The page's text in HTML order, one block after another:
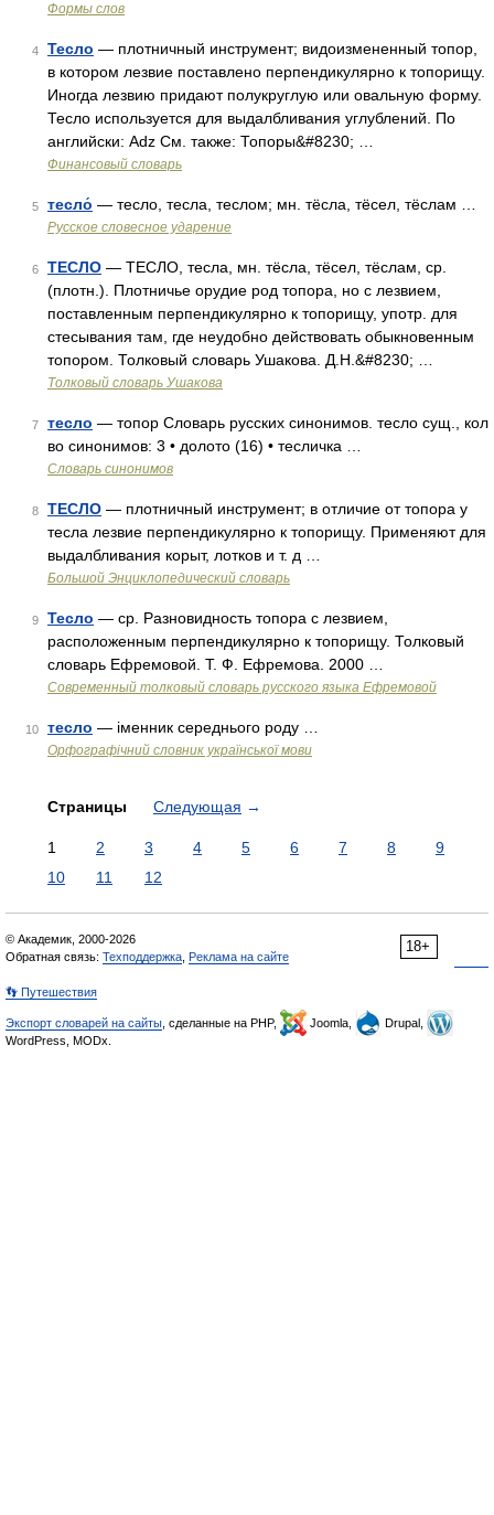
Формы слов
4 Тесло — плотничный инструмент; видоизмененный топор,
в котором лезвие поставлено перпендикулярно к топорищу.
Иногда лезвию придают полукруглую или овальную форму.
Тесло используется для выдалбливания углублений. По
английски: Adz См. также: Топоры&#8230; …
Финансовый словарь
5 тесло́ — тесло, тесла, теслом; мн. тёсла, тёсел, тёслам …
Русское словесное ударение
6 ТЕСЛО — ТЕСЛО, тесла, мн. тёсла, тёсел, тёслам, ср.
(плотн.). Плотничье орудие род топора, но с лезвием,
поставленным перпендикулярно к топорищу, употр. для
стесывания там, где неудобно действовать обыкновенным
топором. Толковый словарь Ушакова. Д.Н.&#8230; …
Толковый словарь Ушакова
7 тесло — топор Словарь русских синонимов. тесло сущ., кол
во синонимов: 3 • долото (16) • тесличка …
Словарь синонимов
8 ТЕСЛО — плотничный инструмент; в отличие от топора у
тесла лезвие перпендикулярно к топорищу. Применяют для
выдалбливания корыт, лотков и т. д …
Большой Энциклопедический словарь
9 Тесло — ср. Разновидность топора с лезвием,
расположенным перпендикулярно к топорищу. Толковый
словарь Ефремовой. Т. Ф. Ефремова. 2000 …
Современный толковый словарь русского языка Ефремовой
10 тесло — іменник середнього роду …
Орфографічний словник української мови
Страницы Следующая →
1 2 3 4 5 6 7 8
9
10
11 12
18+
© Академик, 2000-2026
Обратная связь: Техподдержка Реклама на сайте
👣 Путешествия
Экспорт словарей на сайты , сделанные на PHP, Joomla,
Drupal,
WordPress, MODx.